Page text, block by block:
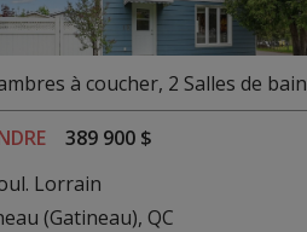
à coucher, 2 Salles de bain
389 900 $
Lorrain
(Gatineau), QC